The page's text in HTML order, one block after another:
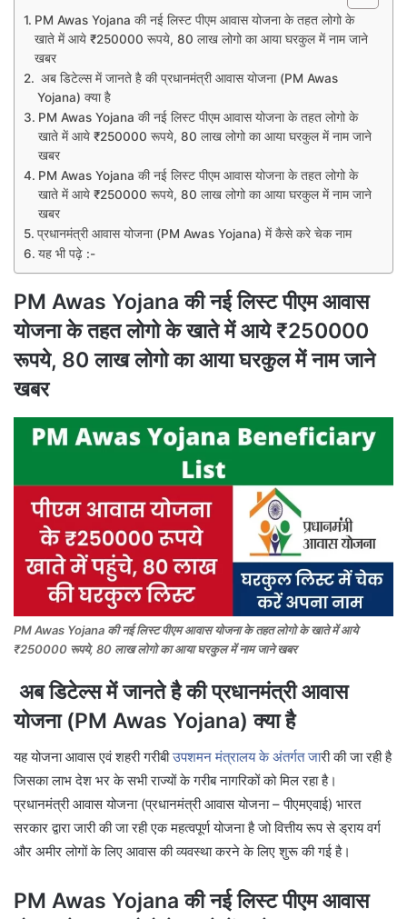
PM Awas Yojana की नई लिस्ट पीएम आवास योजना के तहत लोगो के
खाते में आये ₹250000 रूपये, 80 लाख लोगो का आया घरकुल में नाम जाने
खबर
अब डिटेल्स में जानते है की प्रधानमंत्री आवास योजना (PM Awas
Yojana) क्या है
PM Awas Yojana की नई लिस्ट पीएम आवास योजना के तहत लोगो के
खाते में आये ₹250000 रूपये, 80 लाख लोगो का आया घरकुल में नाम जाने
खबर
PM Awas Yojana की नई लिस्ट पीएम आवास योजना के तहत लोगो के
खाते में आये ₹250000 रूपये, 80 लाख लोगो का आया घरकुल में नाम जाने
खबर
प्रधानमंत्री आवास योजना (PM Awas Yojana) में कैसे करे चेक नाम
यह भी पढ़े :-
PM Awas Yojana की नई लिस्ट पीएम आवास
योजना के तहत लोगो के खाते में आये ₹250000
रूपये, 80 लाख लोगो का आया घरकुल में नाम जाने
खबर
PM Awas Yojana की नई लिस्ट पीएम आवास योजना के तहत लोगो के खाते में आये
₹250000 रूपये, 80 लाख लोगो का आया घरकुल में नाम जाने खबर
अब डिटेल्स में जानते है की प्रधानमंत्री आवास
योजना (PM Awas Yojana) क्या है
यह योजना आवास एवं शहरी गरीबीउपशमन मंत्रालय के अंतर्गत जारी की जा रही है
जिसका लाभ देश भर के सभी राज्यों के गरीब नागरिकों को मिल रहा है।
प्रधानमंत्री आवास योजना (प्रधानमंत्री आवास योजना – पीएमएवाई) भारत
सरकार द्वारा जारी की जा रही एक महत्वपूर्ण योजना है जो वित्तीय रूप से ड्राय वर्ग
और अमीर लोगों के लिए आवास की व्यवस्था करने के लिए शुरू की गई है।
PM Awas Yojana की नई लिस्ट पीएम आवास